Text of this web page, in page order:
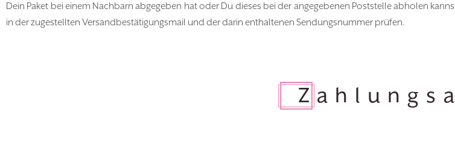
Dein Paket bei einem Nachbarn abgegeben hat oder Du dieses bei der angegebenen Poststelle abholen
in der zugestellten Versandbestätigungsmail und der darin enthaltenen Sendungsnummer prüfen.